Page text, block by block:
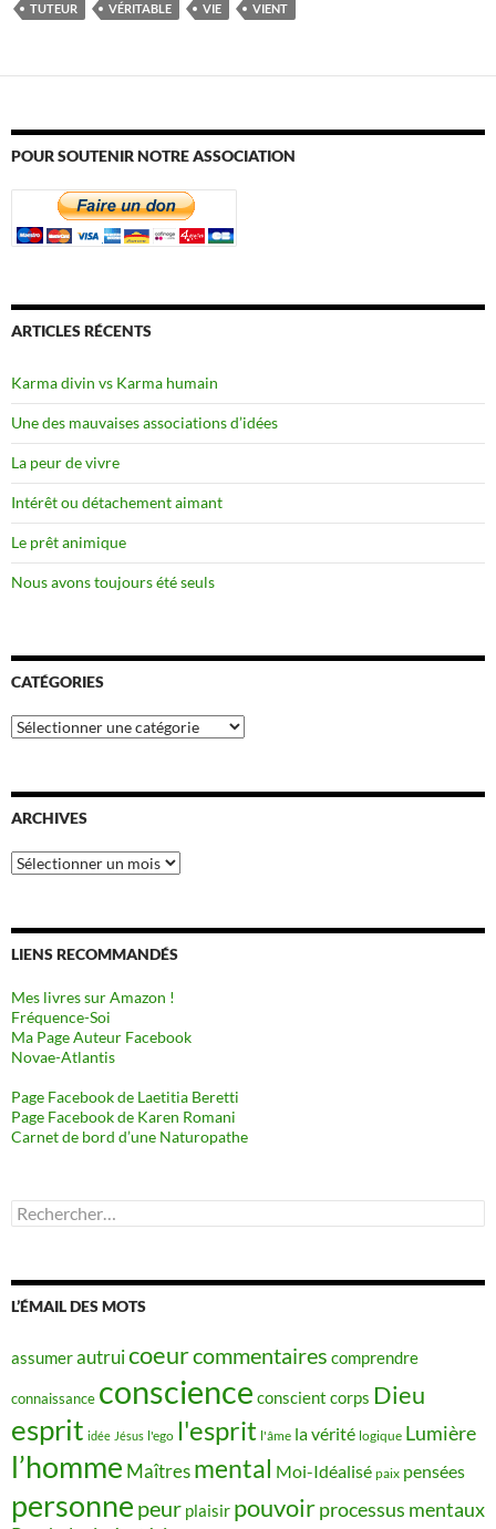
TUTEUR VÉRITABLE VIE VIENT
POUR SOUTENIR NOTRE ASSOCIATION
ARTICLES RÉCENTS
Karma divin vs Karma humain
Une des mauvaises associations d’idées
La peur de vivre
Intérêt ou détachement aimant
Le prêt animique
Nous avons toujours été seuls
CATÉGORIES
Catégories
ARCHIVES
Archives
LIENS RECOMMANDÉS
Mes livres sur Amazon !
Fréquence-Soi
Ma Page Auteur Facebook
Novae-Atlantis
Page Facebook de Laetitia Beretti
Page Facebook de Karen Romani
Carnet de bord d’une Naturopathe
Rechercher :
L’ÉMAIL DES MOTS
assumerautruicoeurcommentaires comprendre
connaissance conscience conscient corps Dieu
esprit idée Jésus l'ego l'esprit l'âme la vérité logique Lumière
l’homme Maîtres mental Moi-Idéalisé paix pensées
personne peur plaisir pouvoirprocessus mentaux